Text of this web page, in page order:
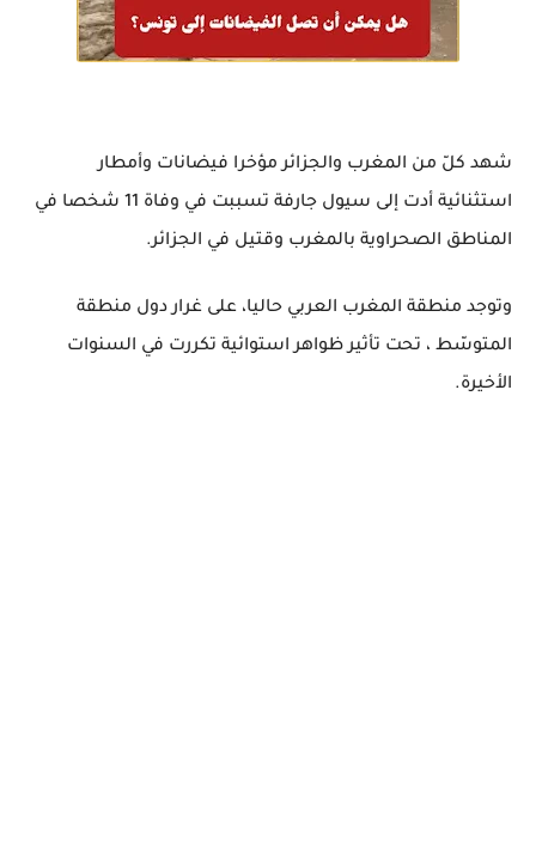
شهد كلّ من المغرب والجزائر مؤخرا فيضانات وأمطار
استثنائية أدت إلى سيول جارفة تسببت في وفاة 11 شخصا في
المناطق الصحراوية بالمغرب وقتيل في الجزائر.
وتوجد منطقة المغرب العربي حاليا، على غرار دول منطقة
المتوسّط ، تحت تأثير ظواهر استوائية تكررت في السنوات
الأخيرة.